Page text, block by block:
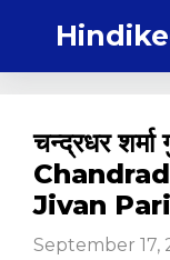
चन्द्रधर
Jivan
September 17,